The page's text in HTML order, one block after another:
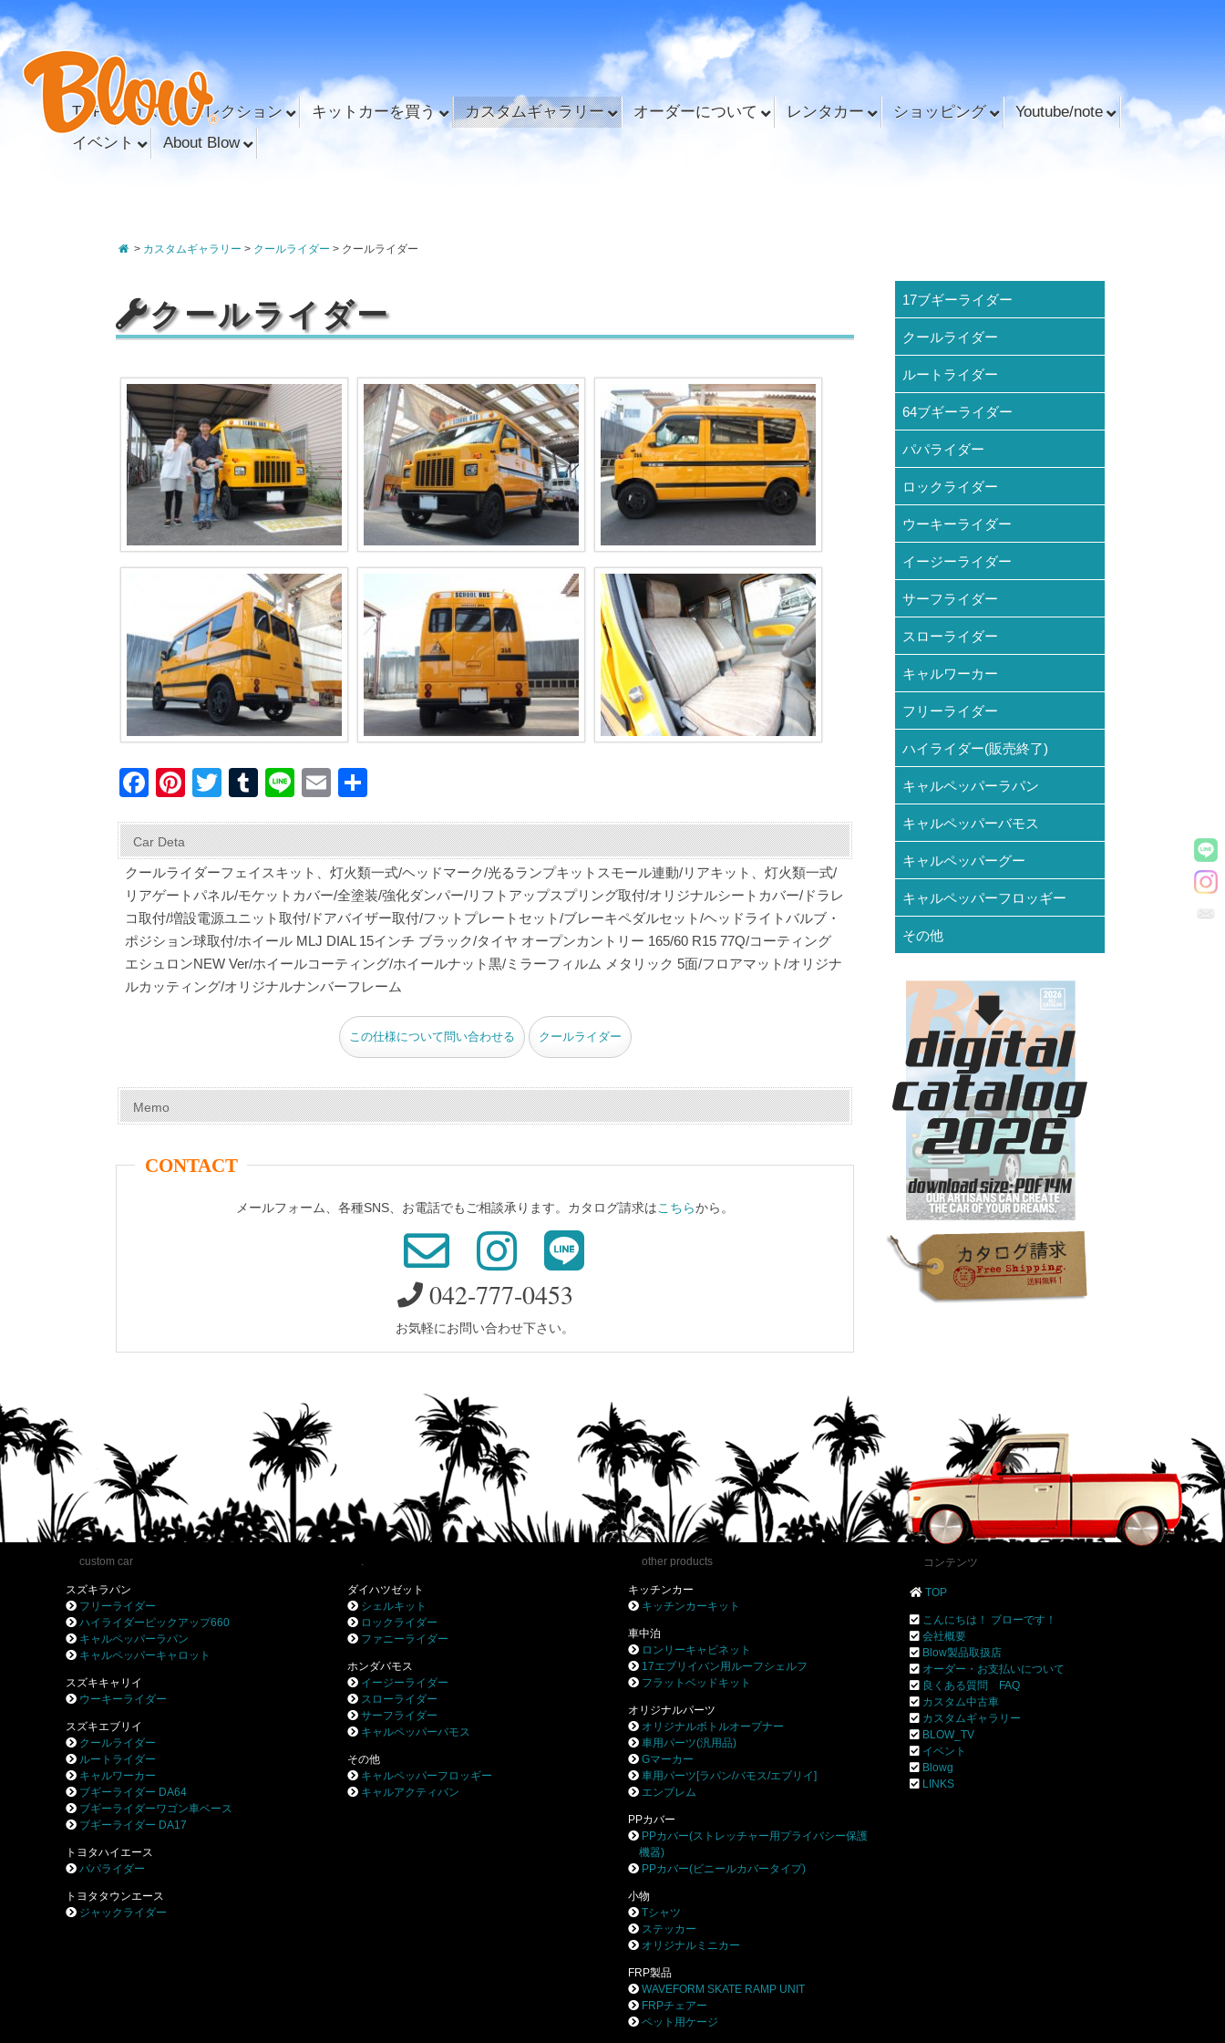
TOP カスタムコレクション キットカーを買う カスタムギャラリー オーダーについて レンタカー ショッピング
Youtube/note
イベント
About Blow
> カスタムギャラリー > クールライダー > クールライダー
クールライダー
F
c
e
b
o
o
k
Pi
er
e
st
T
tt
er
T
m
bl
r
Li
e
E
ail
Car Deta
クールライダーフェイスキット、灯火類一式/ヘッドマーク/光るランプキットスモール連動/リアキット、灯火類一式/
リアゲートパネル/モケットカバー/全塗装/強化ダンパー/リフトアップスプリング取付/オリジナルシートカバー/ドラレ
コ取付/増設電源ユニット取付/ドアバイザー取付/フットプレートセット/ブレーキペダルセット/ヘッドライトバルブ・
ポジション球取付/ホイール MLJ DIAL 15インチ ブラック/タイヤ オープンカントリー 165/60 R15 77Q/コーティング
エシュロンNEW Ver/ホイールコーティング/ホイールナット黒/ミラーフィルム メタリック 5面/フロアマット/オリジナ
ルカッティング/オリジナルナンバーフレーム
この仕様について問い合わせる クールライダー
Memo
CONTACT
メールフォーム、各種SNS、お電話でもご相談承ります。カタログ請求はこちらから。
042-777-0453
お気軽にお問い合わせ下さい。
17ブギーライダー
クールライダー
ルートライダー
64ブギーライダー
パパライダー
ロックライダー
ウーキーライダー
イージーライダー
サーフライダー
スローライダー
キャルワーカー
フリーライダー
ハイライダー(販売終了)
キャルペッパーラパン
キャルペッパーバモス
キャルペッパーグー
キャルペッパーフロッギー
その他
custom car
スズキラパン
フリーライダー
ハイライダーピックアップ660
キャルペッパーラパン
キャルペッパーキャロット
スズキキャリイ
ウーキーライダー
スズキエブリイ
クールライダー
ルートライダー
キャルワーカー
ブギーライダー DA64
ブギーライダーワゴン車ベース
ブギーライダー DA17
トヨタハイエース
パパライダー
トヨタタウンエース
ジャックライダー
.
ダイハツゼット
シェルキット
ロックライダー
ファニーライダー
ホンダバモス
イージーライダー
スローライダー
サーフライダー
キャルペッパーバモス
その他
キャルペッパーフロッギー
キャルアクティバン
other products
キッチンカー
キッチンカーキット
車中泊
ロンリーキャビネット
17エブリイバン用ルーフシェルフ
フラットベッドキット
オリジナルパーツ
オリジナルボトルオープナー
車用パーツ(汎用品)
Gマーカー
車用パーツ[ラパン/バモス/エブリイ]
エンブレム
PPカバー
PPカバー(ストレッチャー用プライバシー保護
機器)
PPカバー(ビニールカバータイプ)
小物
Tシャツ
ステッカー
オリジナルミニカー
FRP製品
WAVEFORM SKATE RAMP UNIT
FRPチェアー
ペット用ケージ
コンテンツ
TOP
こんにちは！ ブローです！
会社概要
Blow製品取扱店
オーダー・お支払いについて
良くある質問 FAQ
カスタム中古車
カスタムギャラリー
BLOW_TV
イベント
Blowg
LINKS